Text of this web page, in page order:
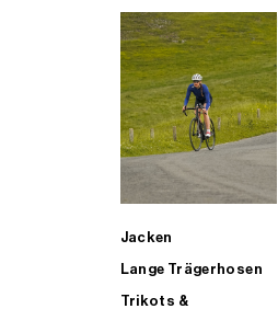
Jacken
Lange Trägerhosen
Trikots &